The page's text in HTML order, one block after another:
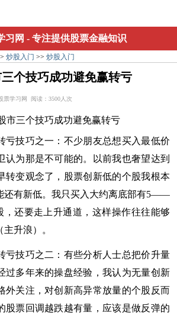
习网 - 专注提供股票金融知识
炒股入门 >> 炒股入门
个技巧成功避免赢转亏
票学习网 阅读：3500人次
市三个技巧成功避免赢转亏
技巧之一：不少朋友总想买入最低价
认为那是不可能的。以前我也奢望达到
转变观念了， 股票创新低的个股我根本
还有新低。我只买入大约离底部有5——
，还要走上升通道，这样操作往往能够
升浪）。
技巧之二：有些分析人士总把价升量
过多年来的操盘经验，我认为无量创新
外关注，对创新高异常放量的个股反而
股票回调越跌越有量，应该是做反弹的